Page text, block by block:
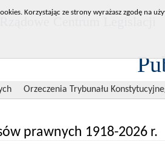
Orzeczenia Trybunału
prawnych 1918-2026 r.
Korzystając ze strony wyrażasz zgodę na